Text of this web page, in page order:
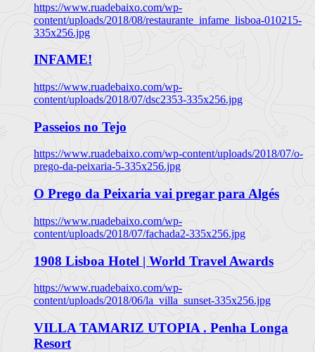
https://www.ruadebaixo.com/wp-
content/uploads/2018/08/restaurante_infame_lisboa-010215-
335x256.jpg
INFAME!
https://www.ruadebaixo.com/wp-
content/uploads/2018/07/dsc2353-335x256.jpg
Passeios no Tejo
https://www.ruadebaixo.com/wp-content/uploads/2018/07/o-
prego-da-peixaria-5-335x256.jpg
O Prego da Peixaria vai pregar para Algés
https://www.ruadebaixo.com/wp-
content/uploads/2018/07/fachada2-335x256.jpg
1908 Lisboa Hotel | World Travel Awards
https://www.ruadebaixo.com/wp-
content/uploads/2018/06/la_villa_sunset-335x256.jpg
VILLA TAMARIZ UTOPIA . Penha Longa
Resort